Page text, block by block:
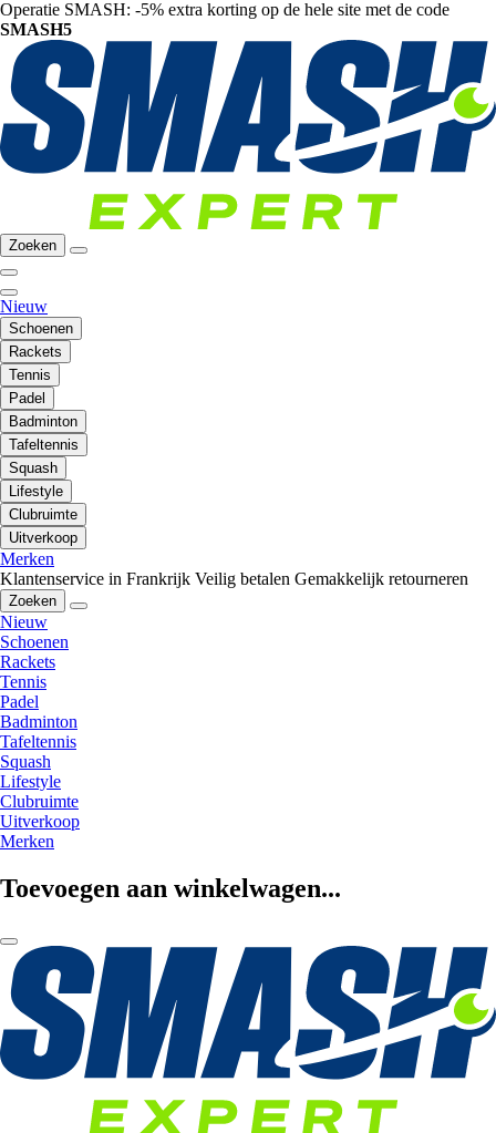
Operatie SMASH: -5% extra korting op de hele site met de code
SMASH5
Zoeken
Nieuw
Schoenen
Rackets
Tennis
Padel
Badminton
Tafeltennis
Squash
Lifestyle
Clubruimte
Uitverkoop
Merken
Klantenservice in Frankrijk Veilig betalen Gemakkelijk retourneren
Zoeken
Nieuw
Schoenen
Rackets
Tennis
Padel
Badminton
Tafeltennis
Squash
Lifestyle
Clubruimte
Uitverkoop
Merken
Toevoegen aan winkelwagen...